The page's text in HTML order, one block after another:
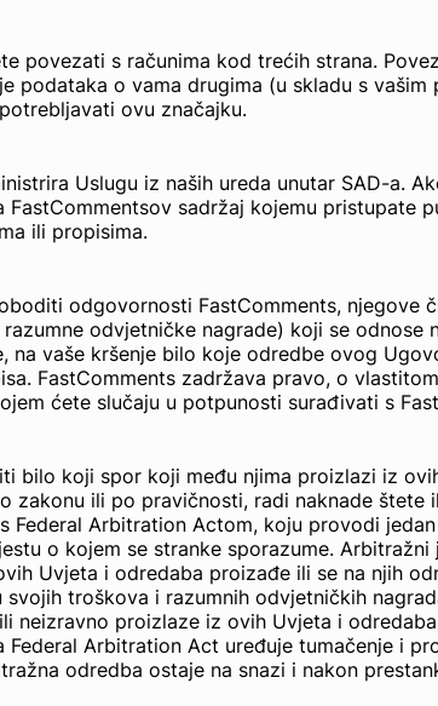
povezati s računima kod trećih strana.
podataka o vama drugima (u skladu s
ovu značajku.
Uslugu iz naših ureda unutar SAD-a.
FastCommentsov sadržaj kojemu
ili propisima.
odgovornosti FastComments,
odvjetničke nagrade) koji se
na vaše kršenje bilo koje odredbe ovog
FastComments zadržava pravo, o
ćete slučaju u potpunosti surađivati s
bilo koji spor koji među njima proizlazi iz
zakonu ili po pravičnosti, radi naknade
Federal Arbitration Actom, koju provodi
o kojem se stranke sporazume.
Uvjeta i odredaba proizađe ili se na njih
troškova i razumnih odvjetničkih
neizravno proizlaze iz ovih Uvjeta i
Federal Arbitration Act uređuje tumačenje i
odredba ostaje na snazi i nakon